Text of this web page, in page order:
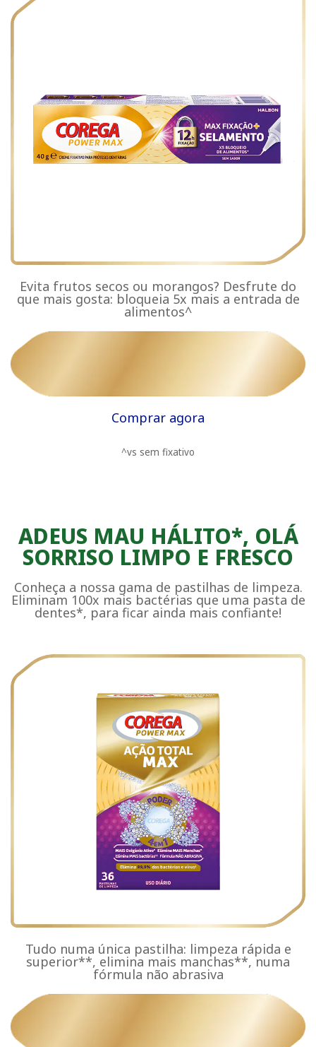
Evita frutos secos ou morangos? Desfrute do
que mais gosta: bloqueia 5x mais a entrada de
alimentos^
Comprar agora
^vs sem fixativo
ADEUS MAU HÁLITO*, OLÁ
SORRISO LIMPO E FRESCO
Conheça a nossa gama de pastilhas de limpeza.
Eliminam 100x mais bactérias que uma pasta de
dentes*, para ficar ainda mais confiante!
Tudo numa única pastilha: limpeza rápida e
superior**, elimina mais manchas**, numa
fórmula não abrasiva